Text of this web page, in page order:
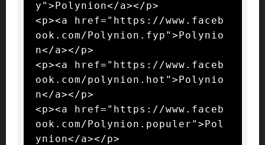
y">Polynion</a></p>
<p><a href="https://www.faceb
ook.com/Polynion.fyp">Polynio
n</a></p>
<p><a href="https://www.faceb
ook.com/polynion.hot">Polynio
n</a></p>
<p><a href="https://www.faceb
ook.com/Polynion.populer">Pol
ynion</a></p>